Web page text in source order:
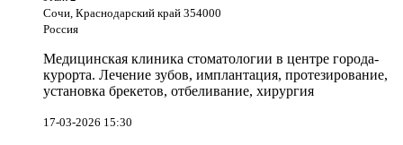
Сочи, Краснодарский край 354000
Россия
Медицинская клиника стоматологии в центре города-
курорта. Лечение зубов, имплантация, протезирование,
установка брекетов, отбеливание, хирургия
17-03-2026 15:30